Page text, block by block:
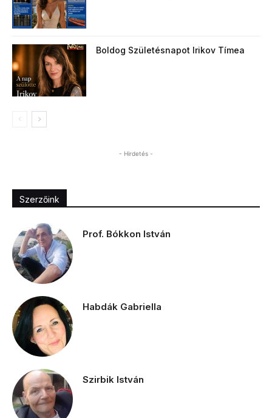
Boldog Születésnapot Irikov Tímea
- Hirdetés -
Szerzőink
Prof. Bókkon István
Habdák Gabriella
Szirbik István